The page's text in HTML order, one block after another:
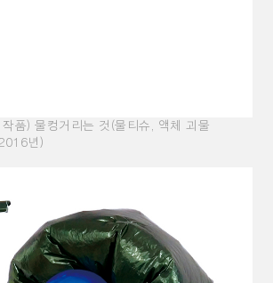
품) 물컹거리는 것(물티슈, 액체 괴물
년)